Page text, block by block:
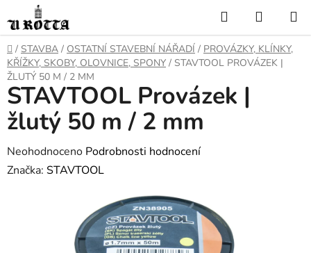
na
obsah
Hledat
KOŠÍK
DOMŮ
/ STAVBA / OSTATNÍ STAVEBNÍ NÁŘADÍ / PROVÁZKY, KLÍNKY,
KŘÍŽKY, SKOBY, OLOVNICE, SPONY / STAVTOOL PROVÁZEK |
ŽLUTÝ 50 M / 2 MM
STAVTOOL Provázek |
žlutý 50 m / 2 mm
Průměrné
hodnocení
Neohodnoceno Podrobnosti hodnocení
Značka: STAVTOOL